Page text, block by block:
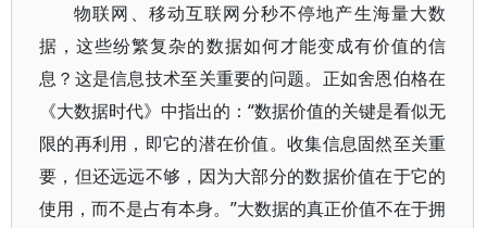
物联网、移动互联网分秒不停地产生海量大数
据，这些纷繁复杂的数据如何才能变成有价值的信
息？这是信息技术至关重要的问题。正如舍恩伯格在
《大数据时代》中指出的：“数据价值的关键是看似无
限的再利用，即它的潜在价值。收集信息固然至关重
要，但还远远不够，因为大部分的数据价值在于它的
使用，而不是占有本身。”大数据的真正价值不在于拥